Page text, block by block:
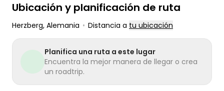
Ubicación y planificación de ruta
Herzberg, Alemania • Distancia a tu ubicación
Planifica una ruta a este lugar
Encuentra la mejor manera de llegar o crea
un roadtrip.